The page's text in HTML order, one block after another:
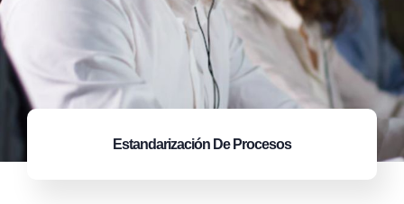
Estandarización De Procesos